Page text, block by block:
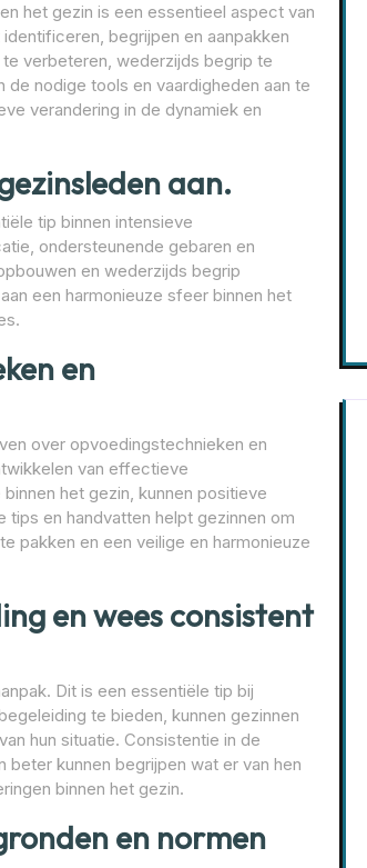
het gezin is een essentieel aspect van
begrijpen en aanpakken
verbeteren, wederzijds begrip te
nodige tools en vaardigheden aan te
verandering in de dynamiek en
aan.
tip binnen intensieve
ondersteunende gebaren en
en wederzijds begrip
een harmonieuze sfeer binnen het
en
over opvoedingstechnieken en
van effectieve
het gezin, kunnen positieve
en handvatten helpt gezinnen om
pakken en een veilige en harmonieuze
en wees consistent
Dit is een essentiële tip bij
te bieden, kunnen gezinnen
hun situatie. Consistentie in de
beter kunnen begrijpen wat er van hen
binnen het gezin.
en normen